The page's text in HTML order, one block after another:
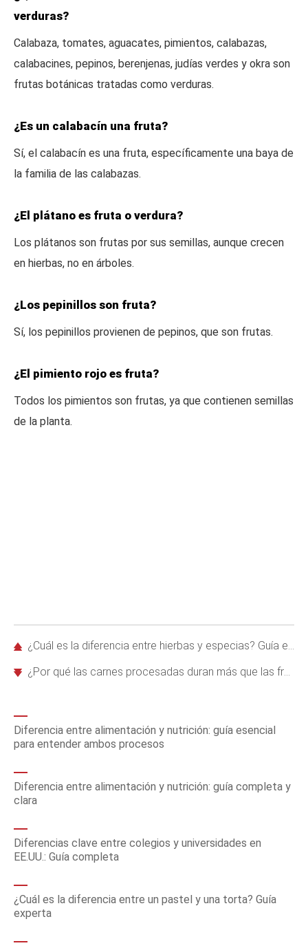
verduras?
Calabaza, tomates, aguacates, pimientos, calabazas,
calabacines, pepinos, berenjenas, judías verdes y okra son
frutas botánicas tratadas como verduras.
¿Es un calabacín una fruta?
Sí, el calabacín es una fruta, específicamente una baya de
la familia de las calabazas.
¿El plátano es fruta o verdura?
Los plátanos son frutas por sus semillas, aunque crecen
en hierbas, no en árboles.
¿Los pepinillos son fruta?
Sí, los pepinillos provienen de pepinos, que son frutas.
¿El pimiento rojo es fruta?
Todos los pimientos son frutas, ya que contienen semillas
de la planta.
¿Cuál es la diferencia entre hierbas y especias? Guía experta
¿Por qué las carnes procesadas duran más que las frescas en el refrigerador?
Diferencia entre alimentación y nutrición: guía esencial
para entender ambos procesos
Diferencia entre alimentación y nutrición: guía completa y
clara
Diferencias clave entre colegios y universidades en
EE.UU.: Guía completa
¿Cuál es la diferencia entre un pastel y una torta? Guía
experta